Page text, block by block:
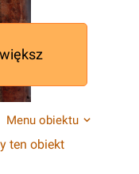
Menu obiektu
ten obiekt